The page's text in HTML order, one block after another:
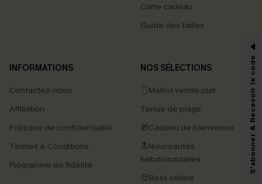
Carte cadeau
Guide des tailles
INFORMATIONS
Contactez-nous
Affiliation
Politique de confidentialité
Termes & Conditions
Programme de fidélité
NOS SÉLECTIONS
🩱Maillot ventre plat
Tenue de plage
🎁Cadeau de bienvenue
🔝Nouveautés
hebdomadaires
😍Best-sellers
PROFITEZ DE -15%
marketing (y compris du contenu généré par l'IA) de Cupshe et
pouvons utiliser les données collectées sur notre site ainsi que des
savoir si ceux-ci ont été ouverts, de mesurer votre engagement, de
personnaliser nos contenus et nos offres, et de vous recommander des
produits susceptibles de vous intéresser, conformément à notre
Politique de
. Vous pouvez vous désabonner à tout moment.
S'abonner & Recevoir le code